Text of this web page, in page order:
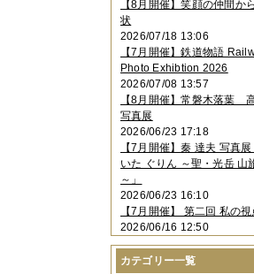
2024年02月（2件）
2023年12月
2023年11月 （4件）
2023年10月（3件）
2023年09月（4件）
2023年08月 （1件）
2023年06月（3件）
2023年05月
2023年04月 （2件）
2023年03月（5件）
2023年02月（3件）
2023年01月
2022年12月 （3件）
2022年11月（2件）
2022年10月（4件）
2022年09月（2件）
2022年08月
（3件）
【8月開催】笑顔の仲間か
状
2026/07/18 13:06
【7月開催】鉄道物語
Photo Exhibtion 2026
2026/07/08 13:57
【8月開催】常磐木落葉
写真展
2026/06/23 17:18
【7月開催】秦 達夫 写真
いた ぐりん ～聖・光岳 山
～」
2026/06/23 16:10
【7月開催】 第二回 私の視
2026/06/16 12:50
カテゴリー一覧